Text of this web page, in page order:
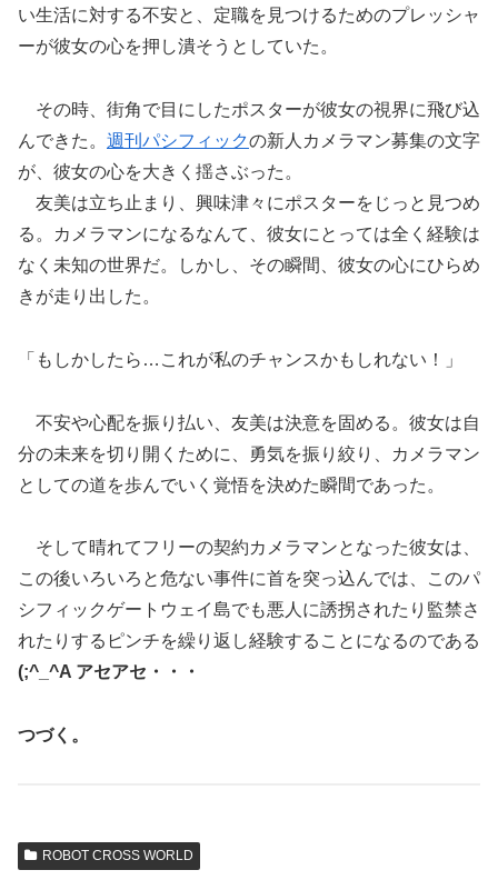
い生活に対する不安と、定職を見つけるためのプレッシャ
ーが彼女の心を押し潰そうとしていた。
その時、街角で目にしたポスターが彼女の視界に飛び込
んできた。 週刊パシフィックの新人カメラマン募集の文字
が、彼女の心を大きく揺さぶった。
友美は立ち止まり、興味津々にポスターをじっと見つめ
る。カメラマンになるなんて、彼女にとっては全く経験は
なく未知の世界だ。しかし、その瞬間、彼女の心にひらめ
きが走り出した。
「もしかしたら…これが私のチャンスかもしれない！」
不安や心配を振り払い、友美は決意を固める。彼女は自
分の未来を切り開くために、勇気を振り絞り、カメラマン
としての道を歩んでいく覚悟を決めた瞬間であった。
そして晴れてフリーの契約カメラマンとなった彼女は、
この後いろいろと危ない事件に首を突っ込んでは、このパ
シフィックゲートウェイ島でも悪人に誘拐されたり監禁さ
れたりするピンチを繰り返し経験することになるのである
(;^_^A アセアセ・・・
つづく。
ROBOT CROSS WORLD